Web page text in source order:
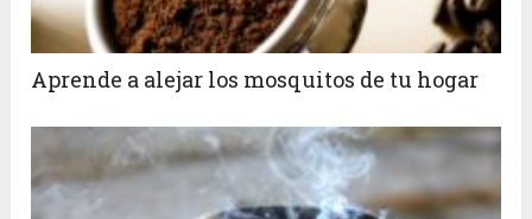
Aprende a alejar los mosquitos de tu hogar